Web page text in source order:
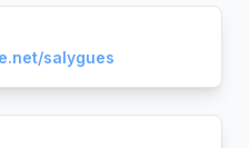
salygues